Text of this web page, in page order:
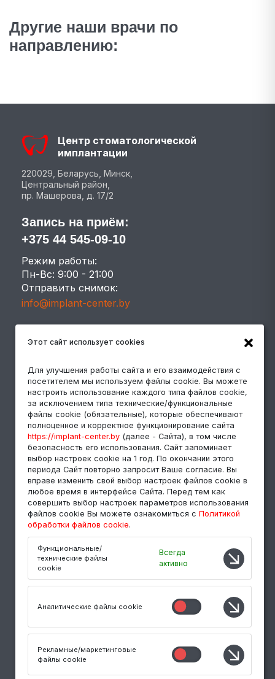
Другие наши врачи по
направлению:
Центр стоматологической
имплантации
220029, Беларусь, Минск,
Центральный район,
пр. Машерова, д. 17/2
Запись на приём:
+375 44 545-09-10
Режим работы:
Пн-Вс: 9:00 - 21:00
Отправить снимок:
info@implant-center.by
УСЛУГИ
Лечение зубов
Импланты Megagen
Протезирование зубов в Минске
Синус-лифтинг
Протезирование на имплантах
Имплантация зубов под ключ
СЕРВИС
Рассрочка на лечение
Online-консультация
Полезные статьи
© 1988 – 2026
УНП 101028555, Свидетельство о государственной регистрации
от 04.06.2020 г., рег. номер 190055261, выдано Минским
горисполкомом
Этот сайт использует cookies
Для улучшения работы сайта и его взаимодействия с
посетителем мы используем файлы cookie. Вы можете
настроить использование каждого типа файлов cookie,
за исключением типа технические/функциональные
файлы cookie (обязательные), которые обеспечивают
полноценное и корректное функционирование сайта
https://implant-center.by (далее - Сайта), в том числе
безопасность его использования. Сайт запоминает
выбор настроек cookie на 1 год. По окончании этого
периода Сайт повторно запросит Ваше согласие. Вы
вправе изменить свой выбор настроек файлов cookie в
любое время в интерфейсе Сайта. Перед тем как
совершить выбор настроек параметров использования
файлов cookie Вы можете ознакомиться с Политикой
обработки файлов cookie.
Функциональные/
технические файлы
cookie
Всегда
активно
Аналитические файлы cookie
Рекламные/маркетинговые
файлы cookie